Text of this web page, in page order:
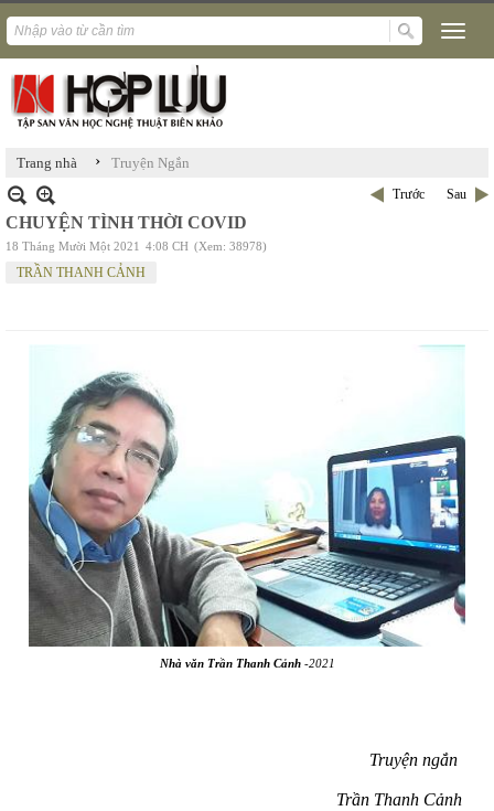
Trang nhà › Truyện Ngắn
Trước Sau
CHUYỆN TÌNH THỜI COVID
18 Tháng Mười Một 2021 4:08 CH (Xem: 38978)
TRẦN THANH CẢNH
Nhà văn Trần Thanh Cảnh -2021
Truyện ngắn
Trần Thanh Cảnh